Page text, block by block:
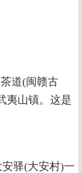
道(闽赣古
夷山镇。这是
驿(大安村)一